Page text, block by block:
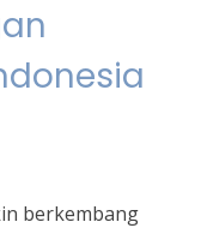
berkembang